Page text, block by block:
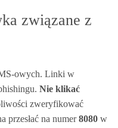
związane z
owych. Linki w
Nie klikać
zweryfikować
przesłać na numer8080 w